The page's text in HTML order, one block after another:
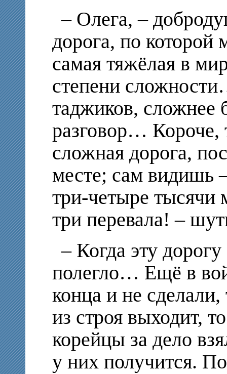
– Олега, –
дорога, по которой
самая тяжёлая в
степени
таджиков, сложнее
разговор… Короче,
сложная дорога,
месте; сам видишь
три-четыре тысячи
три перевала! –
– Когда эту
полегло… Ещё в
конца и не
из строя выходит,
корейцы за дело
у них получится.